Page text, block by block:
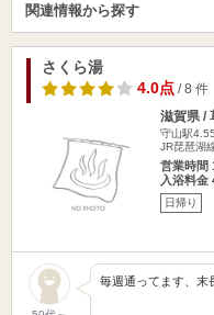
関連情報から探す
さくら湯
4.0点/ 8 件
滋賀県 /
守山駅
JR琵琶湖
営業時間
入浴料金
日帰り
毎週通ってます、末